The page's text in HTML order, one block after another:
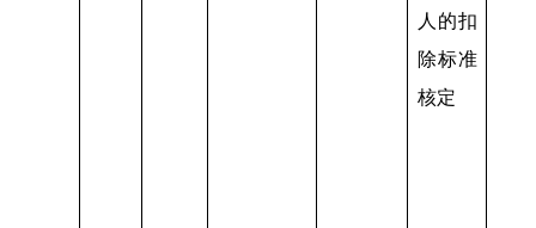
人的扣
除标准
核定